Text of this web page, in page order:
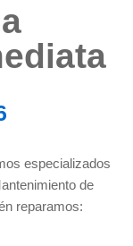
especializados
de
reparamos: